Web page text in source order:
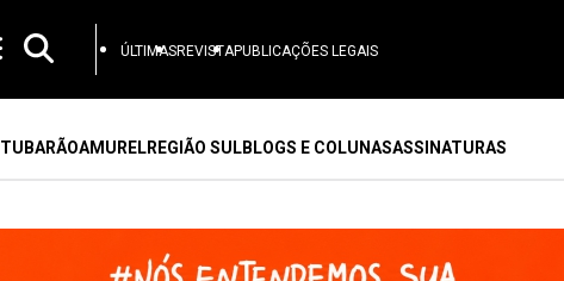
ÚLTIMASREVISTAPUBLICAÇÕES LEGAIS
TUBARÃOAMURELREGIÃO SULBLOGS E COLUNASASSINATURAS